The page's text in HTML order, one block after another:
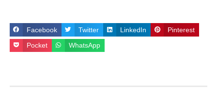
Facebook Twitter LinkedIn Pinterest
Pocket WhatsApp